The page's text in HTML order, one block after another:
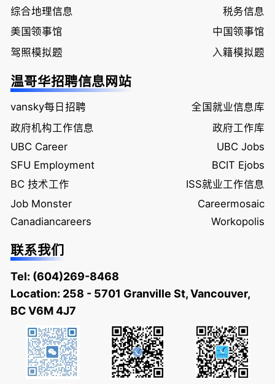
综合地理信息
税务信息
美国领事馆
中国领事馆
驾照模拟题
入籍模拟题
温哥华招聘信息网站
vansky每日招聘
全国就业信息库
政府机构工作信息
政府工作库
UBC Career
UBC Jobs
SFU Employment
BCIT Ejobs
BC 技术工作
ISS就业工作信息
Job Monster
Careermosaic
Canadiancareers
Workopolis
联系我们
Tel: (604)269-8468
Location: 258 - 5701 Granville St, Vancouver,
BC V6M 4J7